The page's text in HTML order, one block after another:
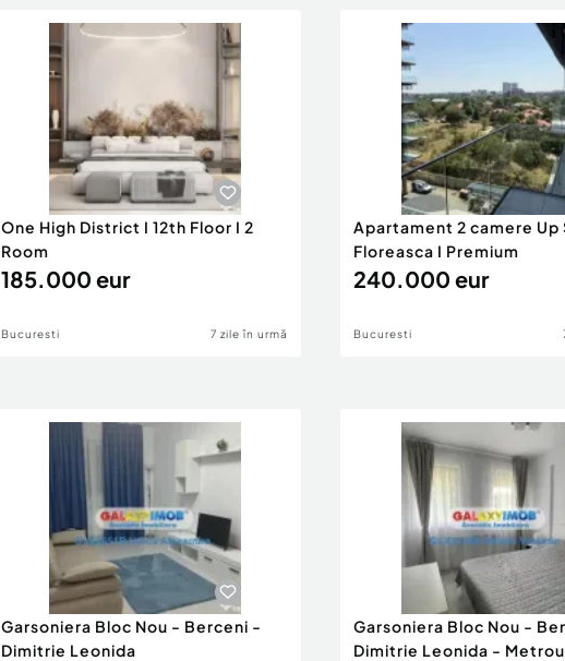
One High District I 12th Floor I 2
Room
185.000 eur
Bucuresti 7 zile în urmă
Apartament 2 camere Up
Floreasca I Premium
240.000 eur
Bucuresti
Garsoniera Bloc Nou - Berceni -
Dimitrie Leonida
Garsoniera Bloc Nou -
Dimitrie Leonida -